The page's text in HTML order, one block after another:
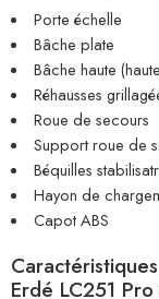
Porte échelle
Bâche plate
Bâche haute
Réhausses
Roue de secours
Support roue de
Béquilles
Hayon de
Capot ABS
Erdé LC251